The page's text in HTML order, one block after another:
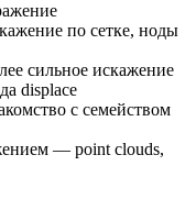
по сетке, ноды
сильное искажение
displace
с семейством
— point clouds,